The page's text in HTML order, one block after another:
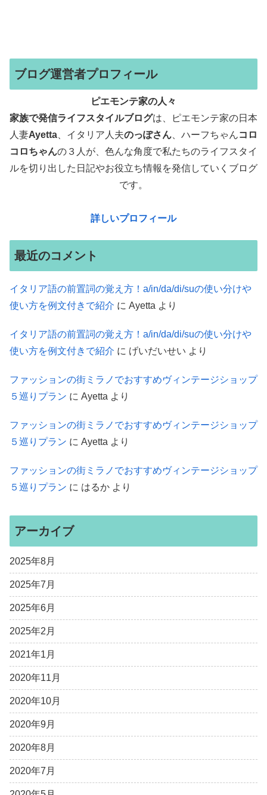
ブログ運営者プロフィール
ピエモンテ家の人々
家族で発信ライフスタイルブログは、ピエモンテ家の日本
人妻Ayetta 、イタリア人夫のっぽさん 、ハーフちゃんコロ
コロちゃんの３人が、色んな角度で私たちのライフスタイ
ルを切り出した日記やお役立ち情報を発信していくブログ
です。
詳しいプロフィール
最近のコメント
イタリア語の前置詞の覚え方！a/in/da/di/suの使い分けや
使い方を例文付きで紹介 に Ayetta より
イタリア語の前置詞の覚え方！a/in/da/di/suの使い分けや
使い方を例文付きで紹介 に げいだいせい より
ファッションの街ミラノでおすすめヴィンテージショップ
５巡りプラン に Ayetta より
ファッションの街ミラノでおすすめヴィンテージショップ
５巡りプラン に Ayetta より
ファッションの街ミラノでおすすめヴィンテージショップ
５巡りプラン に はるか より
アーカイブ
2025年8月
2025年7月
2025年6月
2025年2月
2021年1月
2020年11月
2020年10月
2020年9月
2020年8月
2020年7月